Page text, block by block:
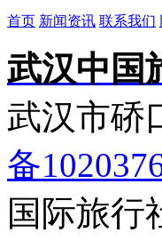
首页 新闻资讯 联系我们
武汉中国
武汉市硚
备
国际旅